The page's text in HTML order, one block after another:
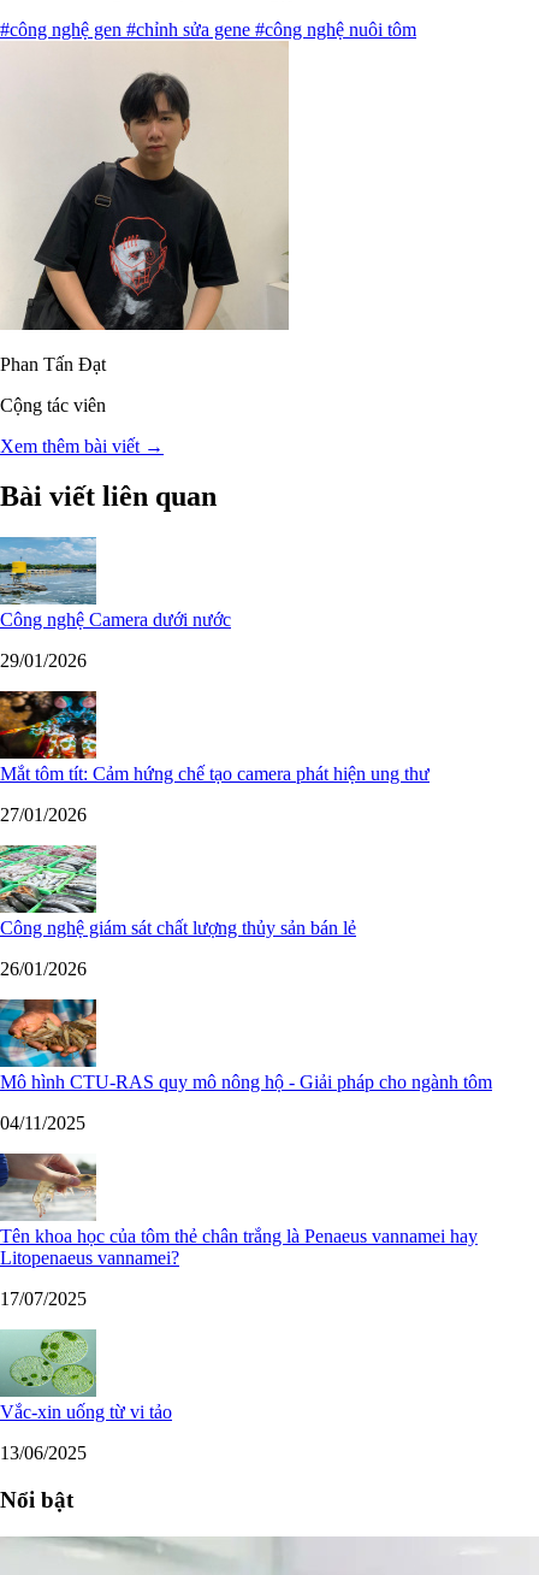
#công nghệ gen #chỉnh sửa gene #công nghệ nuôi tôm
Phan Tấn Đạt
Cộng tác viên
Xem thêm bài viết →
Bài viết liên quan
Công nghệ Camera dưới nước
29/01/2026
Mắt tôm tít: Cảm hứng chế tạo camera phát hiện ung thư
27/01/2026
Công nghệ giám sát chất lượng thủy sản bán lẻ
26/01/2026
Mô hình CTU-RAS quy mô nông hộ - Giải pháp cho ngành tôm
04/11/2025
Tên khoa học của tôm thẻ chân trắng là Penaeus vannamei hay
Litopenaeus vannamei?
17/07/2025
Vắc-xin uống từ vi tảo
13/06/2025
Nổi bật